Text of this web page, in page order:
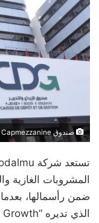
صندوق Capmezzanine يدعم شركة Sodalmu باستثمار جديد
المشروبات الغازية